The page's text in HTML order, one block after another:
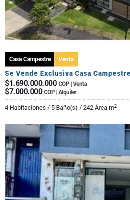
Casa Campestre Venta
Se Vende Exclusiva Casa
$1.690.000.000 COP | Venta
$7.000.000 COP | Alquiler
4 Habitaciones / 5 Baño(s) / 242 Área m2